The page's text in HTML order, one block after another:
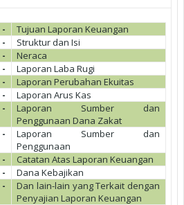
-
Tujuan Laporan Keuangan
-
Struktur dan Isi
-
Neraca
-
Laporan Laba Rugi
-
Laporan Perubahan Ekuitas
-
Laporan Arus Kas
-
Laporan Sumber dan
Penggunaan Dana Zakat
-
Laporan Sumber dan
Penggunaan
-
Catatan Atas Laporan Keuangan
-
Dana Kebajikan
-
Dan lain-lain yang Terkait dengan
Penyajian Laporan Keuangan